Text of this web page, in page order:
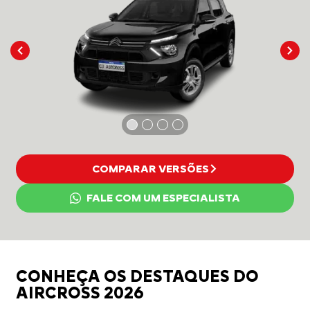
COMPARAR VERSÕES
FALE COM UM ESPECIALISTA
CONHEÇA OS DESTAQUES DO
AIRCROSS 2026